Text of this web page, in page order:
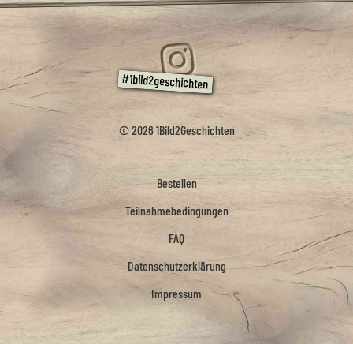
© 2026 1Bild2Geschichten
Bestellen
Teilnahmebedingungen
FAQ
Datenschutzerklärung
Impressum